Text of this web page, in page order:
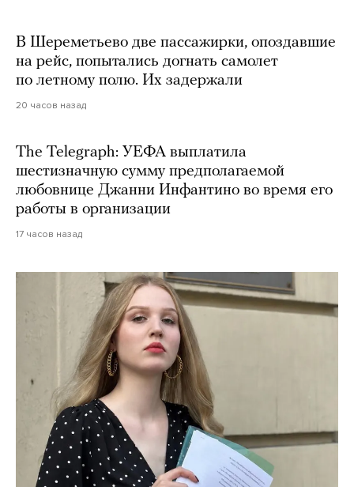
В Шереметьево две пассажирки, опоздавшие
на рейс, попытались догнать самолет
по летному полю. Их задержали
20 часов назад
The Telegraph: УЕФА выплатила
шестизначную сумму предполагаемой
любовнице Джанни Инфантино во время его
работы в организации
17 часов назад